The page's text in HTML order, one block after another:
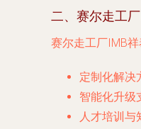
二、赛尔走工
赛尔走工厂IMB
定制化解决
智能化升级
人才培训与